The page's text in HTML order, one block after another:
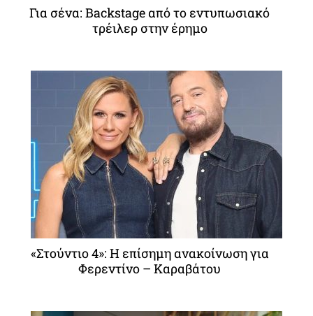
Για σένα: Backstage από το εντυπωσιακό
τρέιλερ στην έρημο
«Στούντιο 4»: Η επίσημη ανακοίνωση για
Φερεντίνο – Καραβάτου